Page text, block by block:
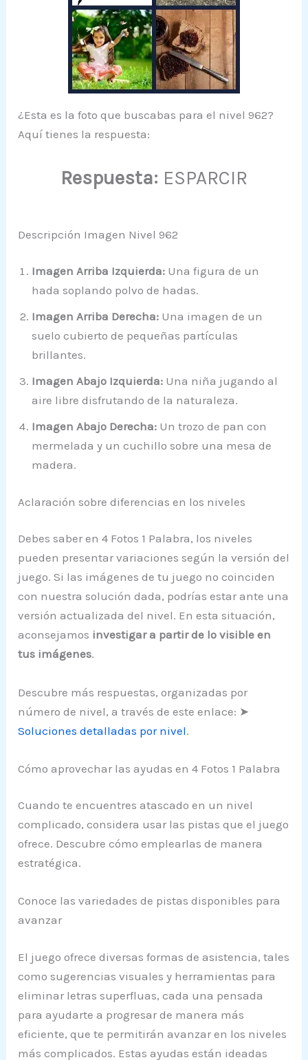
¿Esta es la foto que buscabas para el nivel 962?
Aquí tienes la respuesta:
Respuesta: ESPARCIR
Descripción Imagen Nivel 962
Imagen Arriba Izquierda: Una figura de un
hada soplando polvo de hadas.
Imagen Arriba Derecha: Una imagen de un
suelo cubierto de pequeñas partículas
brillantes.
Imagen Abajo Izquierda: Una niña jugando al
aire libre disfrutando de la naturaleza.
Imagen Abajo Derecha: Un trozo de pan con
mermelada y un cuchillo sobre una mesa de
madera.
Aclaración sobre diferencias en los niveles
Debes saber en 4 Fotos 1 Palabra, los niveles
pueden presentar variaciones según la versión del
juego. Si las imágenes de tu juego no coinciden
con nuestra solución dada, podrías estar ante una
versión actualizada del nivel. En esta situación,
aconsejamos investigar a partir de lo visible en
tus imágenes.
Descubre más respuestas, organizadas por
número de nivel, a través de este enlace: ➤
Soluciones detalladas por nivel.
Cómo aprovechar las ayudas en 4 Fotos 1 Palabra
Cuando te encuentres atascado en un nivel
complicado, considera usar las pistas que el juego
ofrece. Descubre cómo emplearlas de manera
estratégica.
Conoce las variedades de pistas disponibles para
avanzar
El juego ofrece diversas formas de asistencia, tales
como sugerencias visuales y herramientas para
eliminar letras superfluas, cada una pensada
para ayudarte a progresar de manera más
eficiente, que te permitirán avanzar en los niveles
más complicados. Estas ayudas están ideadas